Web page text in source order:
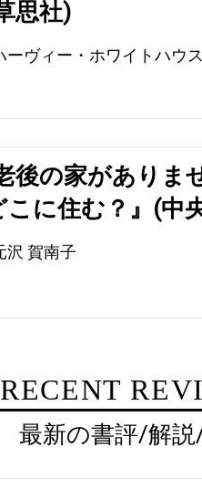
思社)
ーヴィー・ホワイトハウ
老後の家があり
こに住む？』(中
沢 賀南子
RECENT
最新の書評/解